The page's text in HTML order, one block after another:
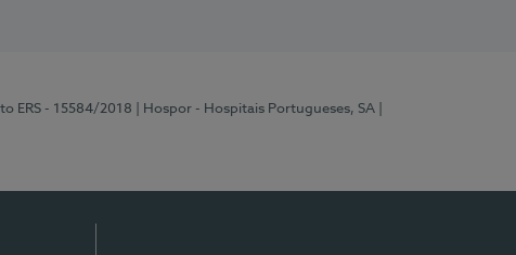
ERS - 15584/2018 | Hospor - Hospitais Portugueses, SA